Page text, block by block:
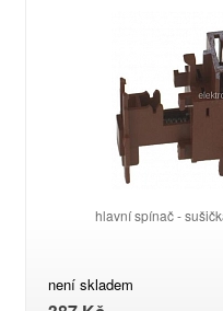
hlavní spínač -
není skladem